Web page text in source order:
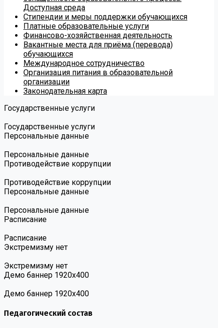
Доступная среда
Стипендии и меры поддержки обучающихся
Платные образовательные услуги
Финансово-хозяйственная деятельность
Вакантные места для приёма (перевода)
обучающихся
Международное сотрудничество
Организация питания в образовательной
организации
Законодательная карта
Государственные услуги
Государственные услуги
Персональные данные
Персональные данные
Противодействие коррупции
Противодействие коррупции
Персональные данные
Персональные данные
Расписание
Расписание
Экстремизму нет
Экстремизму нет
Демо баннер 1920х400
Демо баннер 1920х400
Педагогический состав